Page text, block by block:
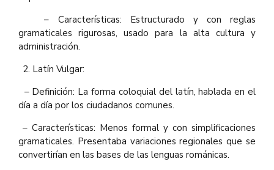
– Características: Estructurado y con reglas
gramaticales rigurosas, usado para la alta cultura y
administración.
Latín Vulgar:
– Definición: La forma coloquial del latín, hablada en el
día a día por los ciudadanos comunes.
– Características: Menos formal y con simplificaciones
gramaticales. Presentaba variaciones regionales que se
convertirían en las bases de las lenguas románicas.